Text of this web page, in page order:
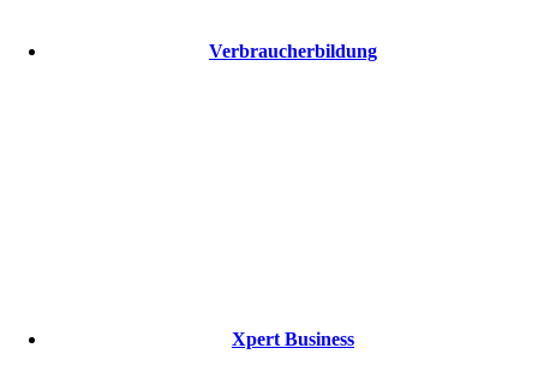
Verbraucherbildung
Xpert Business